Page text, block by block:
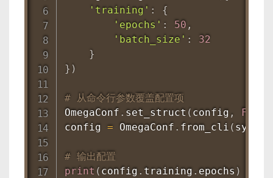
'training' :
{
'epochs' : 50 ,
'batch_size' :
32
}
} )
# 从命令行参数覆盖配置项
OmegaConf . set_struct ( config , False
config = OmegaConf . from_cli ( sys
# 输出配置
print ( config . training . epochs )